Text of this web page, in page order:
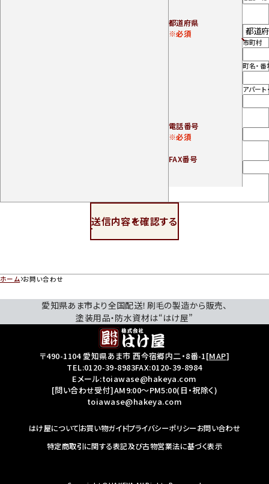
ホーム お問い合わせ
都道府県
※必須
市町村
町名・
アパート
電話番号
※必須
FAX番号
送信内容を確認する
愛知県あま市より全国配送！刷毛の製造から販売、
塗装用品・防水資材は“はけ屋”
〒490-1104 愛知県あま市 西今宿郷内二・8番-1[MAP]
TEL:0120-39-8983FAX:0120-39-8984
Eメール:toiawase@hakeya.com
[問い合わせ受付]AM9:00～PM5:00(日・祝除く)
toiawase@hakeya.com
はけ屋についてお買い物ガイドプライバシーポリシーお問い合わせ
特定商取引に関する表記及び古物営業法に基づく表示